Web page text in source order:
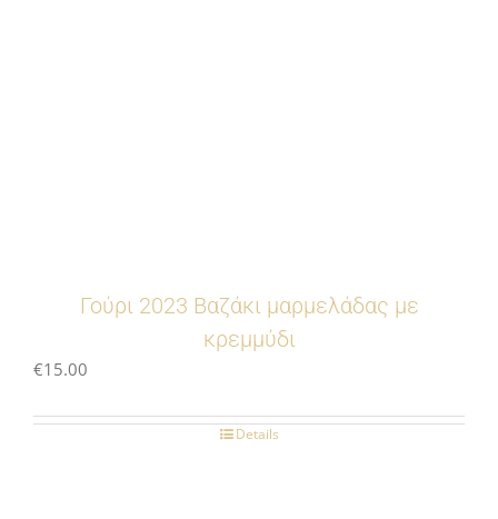
Γούρι 2023 Βαζάκι μαρμελάδας με
κρεμμύδι
€15.00
Details